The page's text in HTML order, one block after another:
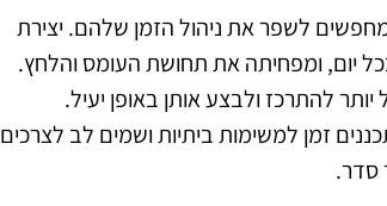
לשפר את ניהול הזמן שלהם. יצירת
יום, ומפחיתה את תחושת העומס והלחץ.
להתרכז ולבצע אותן באופן יעיל.
זמן למשימות ביתיות ושמים לב לצרכים
סדר.